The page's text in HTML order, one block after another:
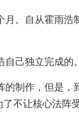
。自从霍雨浩
己独立完成的。
制作，但是，
不让核心法阵